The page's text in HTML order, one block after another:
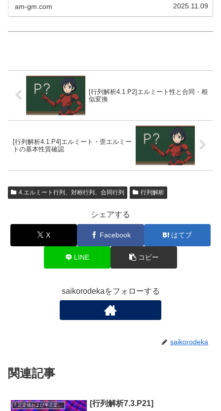
am-gm.com 2025.11.09
[行列解析4.1.P2]エルミート性と合同・相
似変換
[行列解析4.1.P4]エルミート・歪エルミー
トの基本性質確認
4.エルミート行列、対称行列、合同行列 行列解析
シェアする
X Facebook はてブ
LINE コピー
saikorodekaをフォローする
saikorodeka
関連記事
7.正定値および半正定値行列 [行列解析7.3.P21]